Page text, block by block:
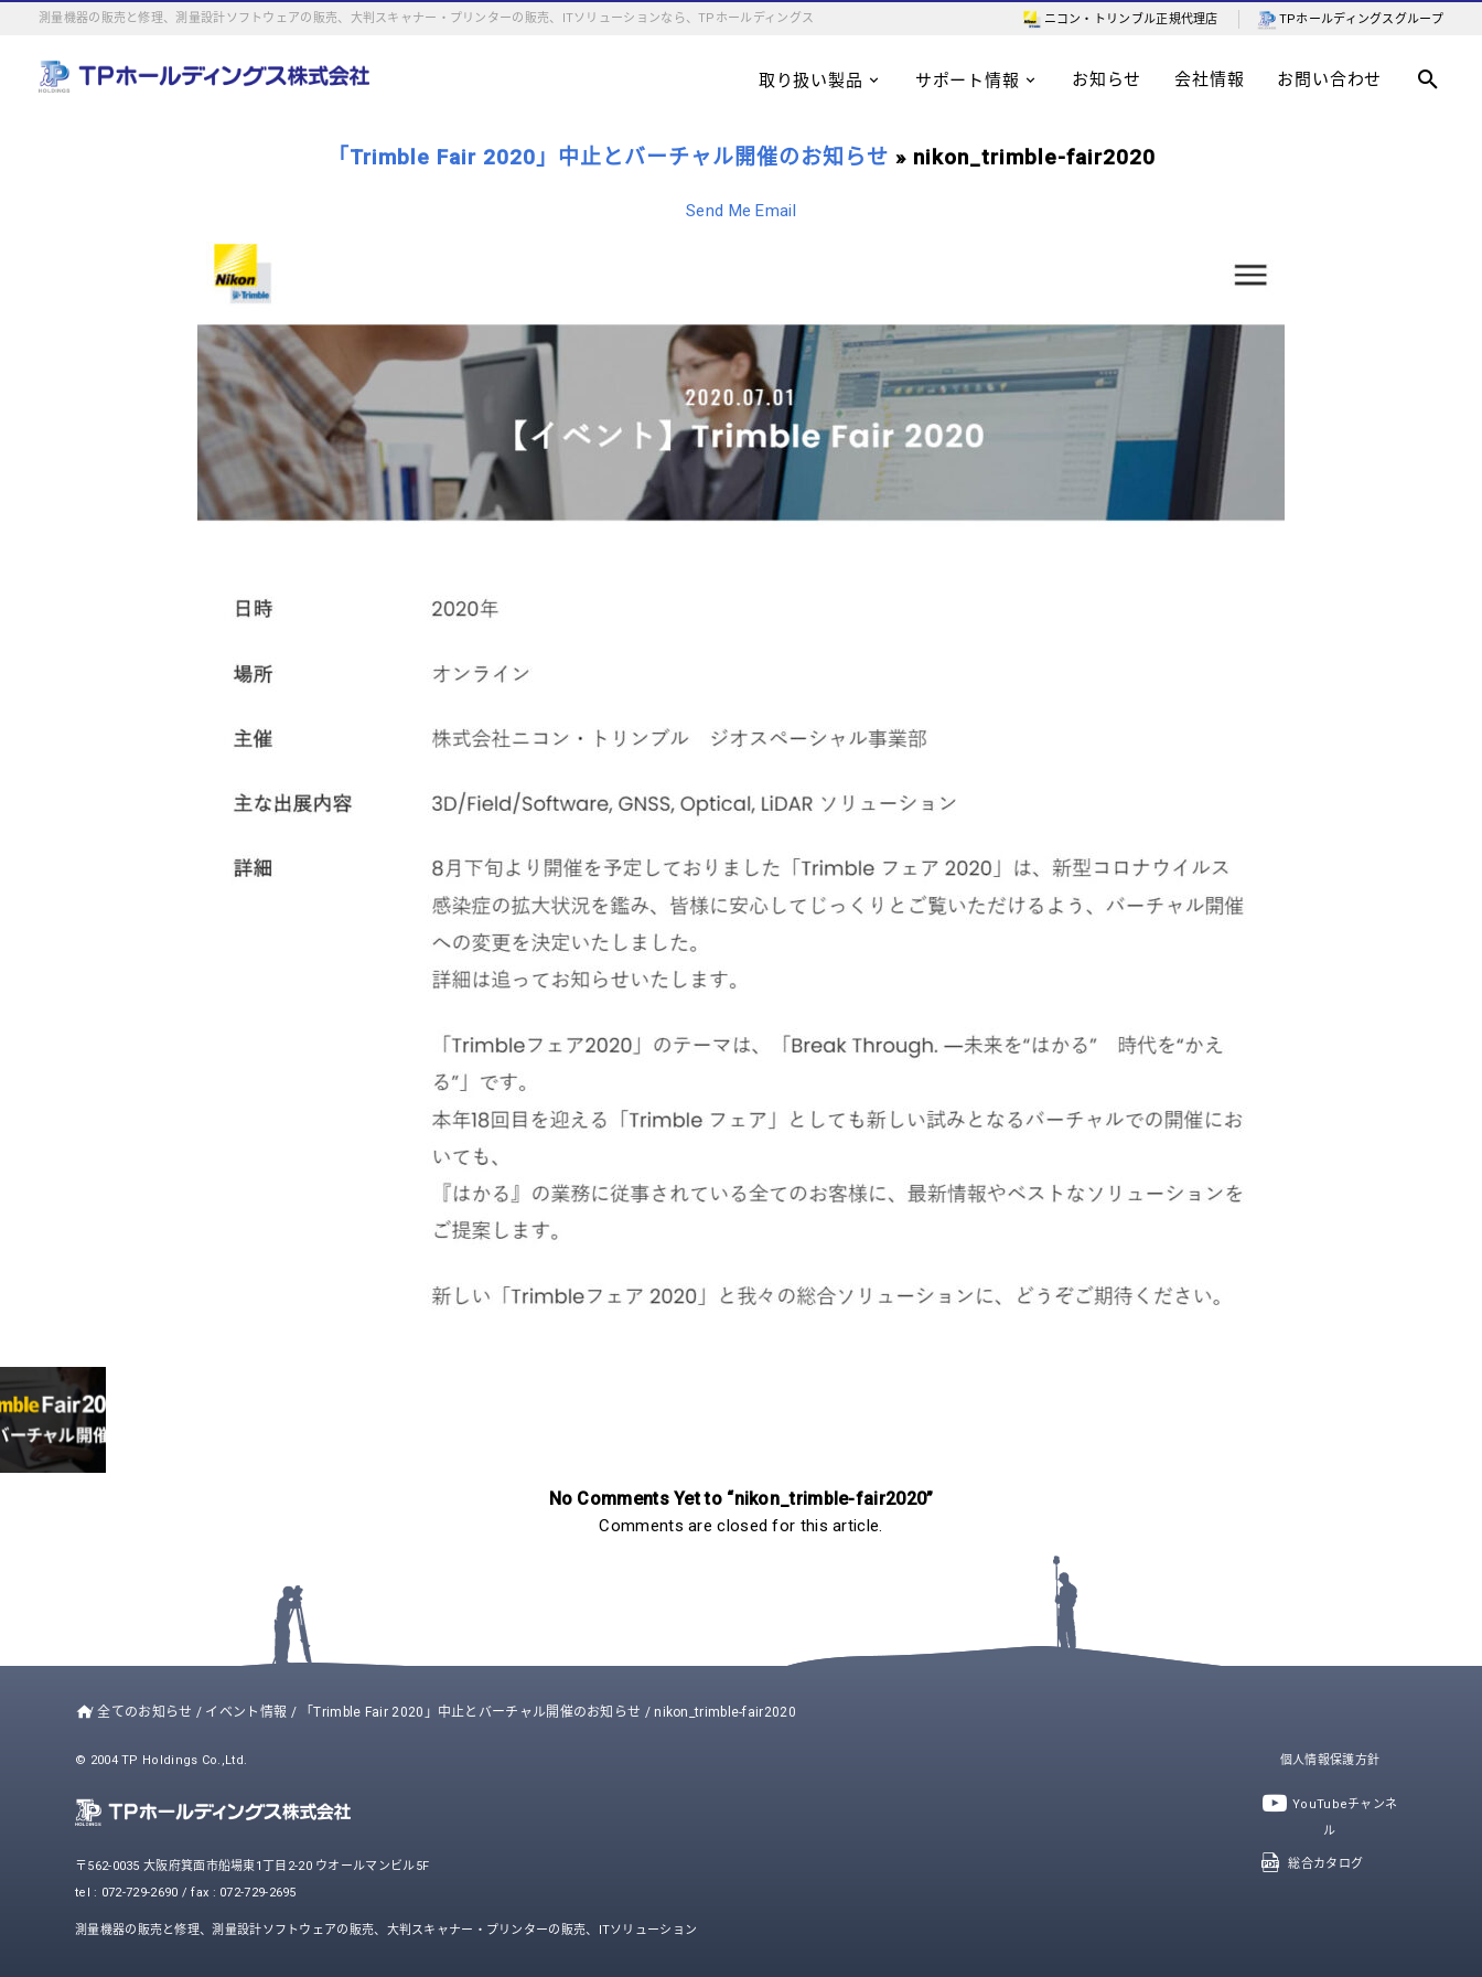
測量機器の販売と修理、測量設計ソフトウェアの販売、大判スキャナー・プリンターの販売、ITソリューションなら、TPホールディングス ニコン・トリンブル正規代理店 TPホールディングスグループ
取り扱い製品 サポート情報 お知らせ 会社情報 お問い合わせ
「Trimble Fair 2020」中止とバーチャル開催のお知らせ » nikon_trimble-fair2020
Send Me Email
No Comments Yet to “nikon_trimble-fair2020”
Comments are closed for this article.
/全てのお知らせ / イベント情報 / 「Trimble Fair 2020」中止とバーチャル開催のお知らせ / nikon_trimble-fair2020
© 2004 TP Holdings Co.,Ltd.
〒562-0035 大阪府箕面市船場東1丁目2-20 ウオールマンビル5F
tel : 072-729-2690 / fax : 072-729-2695
測量機器の販売と修理、測量設計ソフトウェアの販売、大判スキャナー・プリンターの販売、ITソリューション
個人情報保護方針
YouTubeチャンネ
ル
総合カタログ